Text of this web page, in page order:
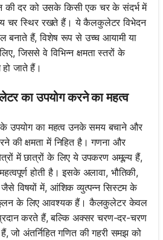
की दर को उसके किसी एक चर के संदर्भ में
चर स्थिर रखते हैं। ये कैलकुलेटर विभेदन
बनाते हैं, विशेष रूप से उच्च आयामी या
जिससे वे विभिन्न क्षमता स्तरों के
जाते हैं।
का उपयोग करने का महत्व
उपयोग का महत्व उनके समय बचाने और
की क्षमता में निहित है। गणना और
में छात्रों के लिए ये उपकरण अमूल्य हैं,
होती है। इसके अलावा, भौतिकी,
जैसे विषयों में, आंशिक व्युत्पन्न सिस्टम के
के लिए आवश्यक हैं। कैलकुलेटर केवल
प्रदान करते हैं, बल्कि अक्सर चरण-दर-चरण
जो अंतर्निहित गणित की गहरी समझ को